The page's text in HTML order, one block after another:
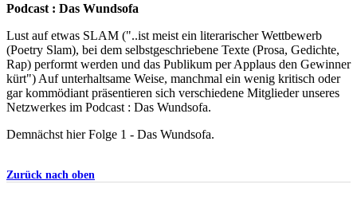
Podcast : Das Wundsofa
Lust auf etwas SLAM ("..ist meist ein literarischer Wettbewerb
(Poetry Slam), bei dem selbstgeschriebene Texte (Prosa, Gedichte,
Rap) performt werden und das Publikum per Applaus den Gewinner
kürt") Auf unterhaltsame Weise, manchmal ein wenig kritisch oder
gar kommödiant präsentieren sich verschiedene Mitglieder unseres
Netzwerkes im Podcast : Das Wundsofa.
Demnächst hier Folge 1 - Das Wundsofa.
Zurück nach oben